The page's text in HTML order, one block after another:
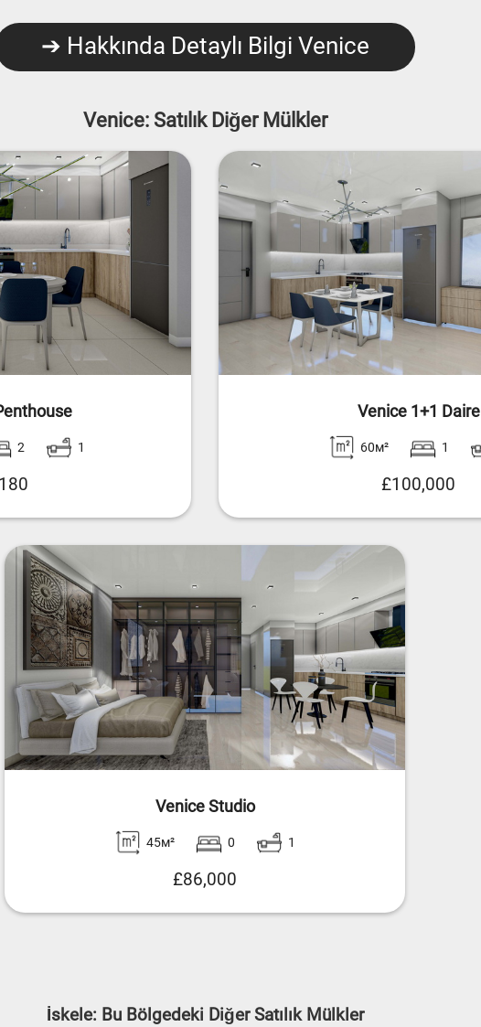
➔ Hakkında Detaylı Bilgi Venice
Venice: Satılık Diğer Mülkler
2 1
Venice 1+1 Daire
60м² 1
£100,000
Venice Studio
45м² 0 1
£86,000
İskele: Bu Bölgedeki Diğer Satılık Mülkler